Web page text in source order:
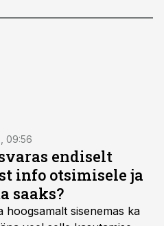
09:56
endiselt
info otsimisele ja
saaks?
hoogsamalt sisenemas ka